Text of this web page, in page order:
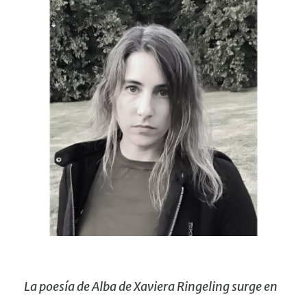
La poesía de Alba de Xaviera Ringeling surge en